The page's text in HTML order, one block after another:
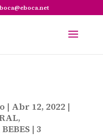
| Abr 12, 2022 |
,
| 3